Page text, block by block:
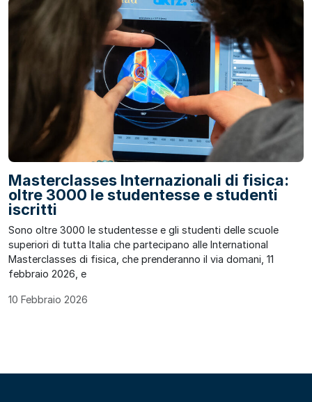
Masterclasses Internazionali di fisica:
oltre 3000 le studentesse e studenti
iscritti
Sono oltre 3000 le studentesse e gli studenti delle scuole
superiori di tutta Italia che partecipano alle International
Masterclasses di fisica, che prenderanno il via domani, 11
febbraio 2026, e
10 Febbraio 2026